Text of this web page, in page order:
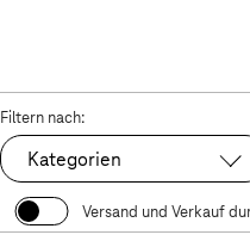
Filtern nach:
Kategorien
Versand und Verkauf